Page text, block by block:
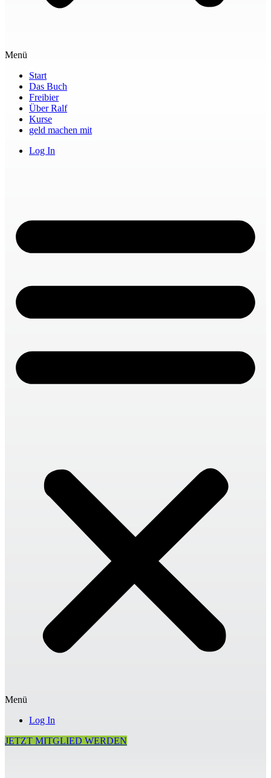
Menü
Start
Das Buch
Freibier
Über Ralf
Kurse
geld machen mit
Log In
Menü
Log In
JETZT MITGLIED WERDEN